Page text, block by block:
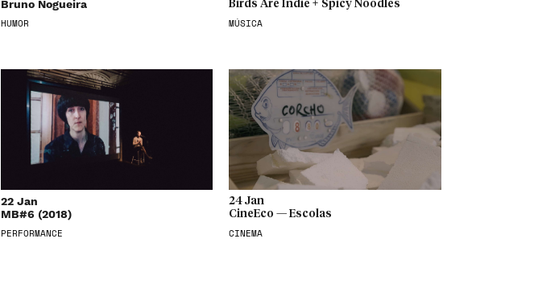
Bruno Nogueira
HUMOR
Birds Are Indie + Spicy Noodles
MÚSICA
22 Jan
MB#6 (2018)
PERFORMANCE
24 Jan
CineEco — Escolas
CINEMA